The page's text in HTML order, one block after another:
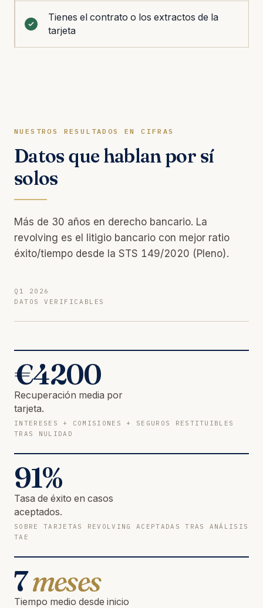
Tienes el contrato o los extractos de la
tarjeta
NUESTROS RESULTADOS EN CIFRAS
Datos que hablan por sí
solos
Más de 30 años en derecho bancario. La
revolving es el litigio bancario con mejor ratio
éxito/tiempo desde la STS 149/2020 (Pleno).
Q1 2026
DATOS VERIFICABLES
€4200
Recuperación media por
tarjeta.
INTERESES + COMISIONES + SEGUROS RESTITUIBLES
TRAS NULIDAD
91%
Tasa de éxito en casos
aceptados.
SOBRE TARJETAS REVOLVING ACEPTADAS TRAS ANÁLISIS
TAE
7meses
Tiempo medio desde inicio